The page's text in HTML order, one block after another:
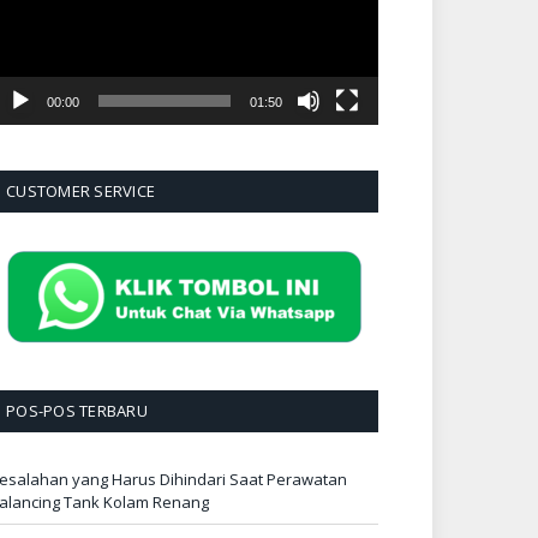
00:00 01:50
CUSTOMER SERVICE
POS-POS TERBARU
yang Harus Dihindari Saat Perawatan
Tank Kolam Renang